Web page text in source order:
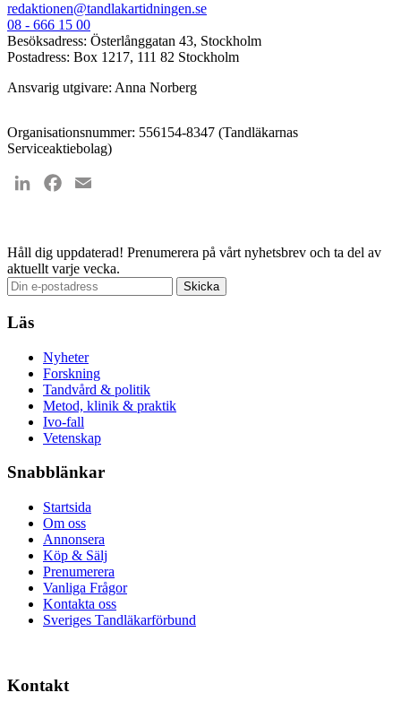
redaktionen@tandlakartidningen.se
08 - 666 15 00
Besöksadress: Österlånggatan 43, Stockholm
Postadress: Box 1217, 111 82 Stockholm
Ansvarig utgivare: Anna Norberg
Organisationsnummer: 556154-8347 (Tandläkarnas
Serviceaktiebolag)
LinkedInFacebook
Håll dig uppdaterad! Prenumerera på vårt nyhetsbrev och ta del av
aktuellt varje vecka.
Läs
Nyheter
Forskning
Tandvård & politik
Metod, klinik & praktik
Ivo-fall
Vetenskap
Snabblänkar
Startsida
Om oss
Annonsera
Köp & Sälj
Prenumerera
Vanliga Frågor
Kontakta oss
Sveriges Tandläkarförbund
Kontakt